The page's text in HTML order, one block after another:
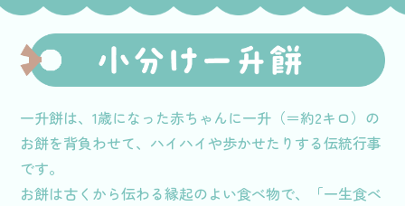
一升餅は、1歳になった赤ちゃんに一升（＝約2キロ）の
お餅を背負わせて、ハイハイや歩かせたりする伝統行事
です。
お餅は古くから伝わる縁起のよい食べ物で、「一生食べ